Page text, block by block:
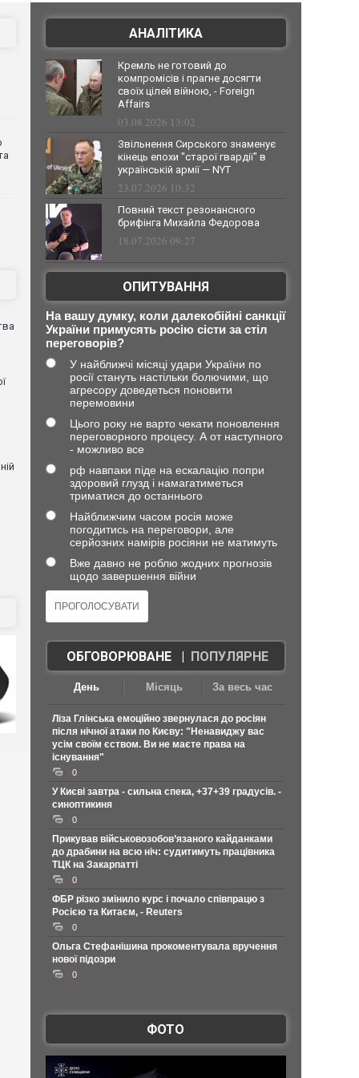
АНАЛІТИКА
Кремль не готовий до
компромісів і прагне досягти
своїх цілей війною, - Foreign
Affairs
03.08.2026 13:02
Звільнення Сирського знаменує
кінець епохи "старої гвардії" в
українській армії — NYT
23.07.2026 10:32
Повний текст резонансного
брифінга Михайла Федорова
18.07.2026 09:27
ОПИТУВАННЯ
На вашу думку, коли далекобійні санкції
України примусять росію сісти за стіл
переговорів?
У найближчі місяці удари України по
росії стануть настільки болючими, що
агресору доведеться поновити
перемовини
Цього року не варто чекати поновлення
переговорного процесу. А от наступного
- можливо все
рф навпаки піде на ескалацію попри
здоровий глузд і намагатиметься
триматися до останнього
Найближчим часом росія може
погодитись на переговори, але
серйозних намірів росіяни не матимуть
Вже давно не роблю жодних прогнозів
щодо завершення війни
ОБГОВОРЮВАНЕ| ПОПУЛЯРНЕ
День Місяць За весь час
Ліза Глінська емоційно звернулася до росіян
після нічної атаки по Києву: "Ненавиджу вас
усім своїм єством. Ви не маєте права на
існування"
0
У Києві завтра - сильна спека, +37+39 градусів. -
синоптикиня
0
Прикував військовозобов’язаного кайданками
до драбини на всю ніч: судитимуть працівника
ТЦК на Закарпатті
0
ФБР різко змінило курс і почало співпрацю з
Росією та Китаєм, - Reuters
0
Ольга Стефанішина прокоментувала вручення
нової підозри
0
ФОТО